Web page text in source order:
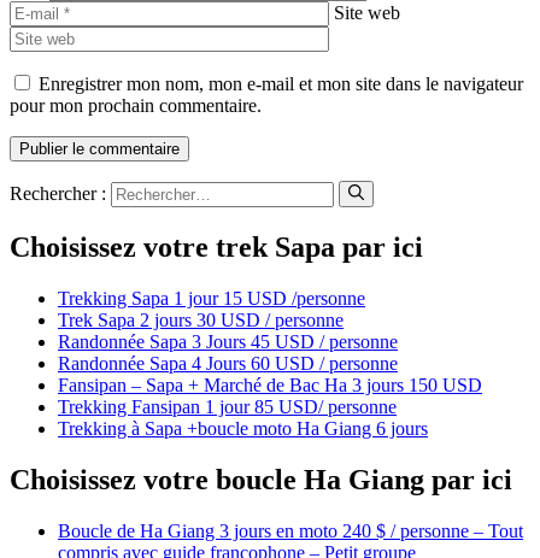
Site web
Enregistrer mon nom, mon e-mail et mon site dans le navigateur
pour mon prochain commentaire.
Rechercher :
Choisissez votre trek Sapa par ici
Trekking Sapa 1 jour 15 USD /personne
Trek Sapa 2 jours 30 USD / personne
Randonnée Sapa 3 Jours 45 USD / personne
Randonnée Sapa 4 Jours 60 USD / personne
Fansipan – Sapa + Marché de Bac Ha 3 jours 150 USD
Trekking Fansipan 1 jour 85 USD/ personne
Trekking à Sapa +boucle moto Ha Giang 6 jours
Choisissez votre boucle Ha Giang par ici
Boucle de Ha Giang 3 jours en moto 240 $ / personne – Tout
compris avec guide francophone – Petit groupe